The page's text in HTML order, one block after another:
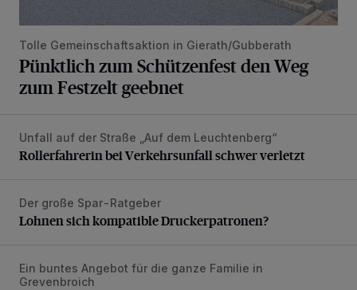
Tolle Gemeinschaftsaktion in Gierath/Gubberath
Pünktlich zum Schützenfest den Weg
zum Festzelt geebnet
Rollerfahrerin bei Verkehrsunfall schwer verletzt
Unfall auf der Straße „Auf dem Leuchtenberg“
Rollerfahrerin bei Verkehrsunfall schwer verletzt
Lohnen sich kompatible Druckerpatronen?
Der große Spar-Ratgeber
Lohnen sich kompatible Druckerpatronen?
Sommerferien an der Skatebox
Ein buntes Angebot für die ganze Familie in
Grevenbroich